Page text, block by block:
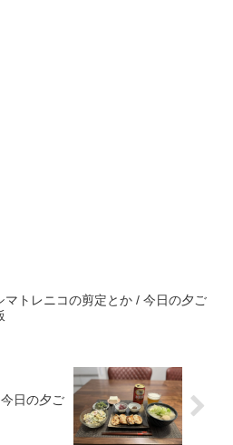
マトレニコの剪定とか / 今日の夕ご
日の夕ご